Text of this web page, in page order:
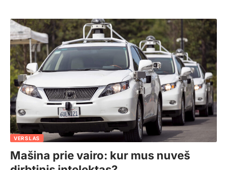
VERSLAS
Mašina prie vairo: kur mus nuveš